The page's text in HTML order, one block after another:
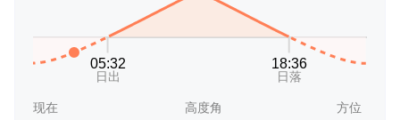
现在 高度角 方位